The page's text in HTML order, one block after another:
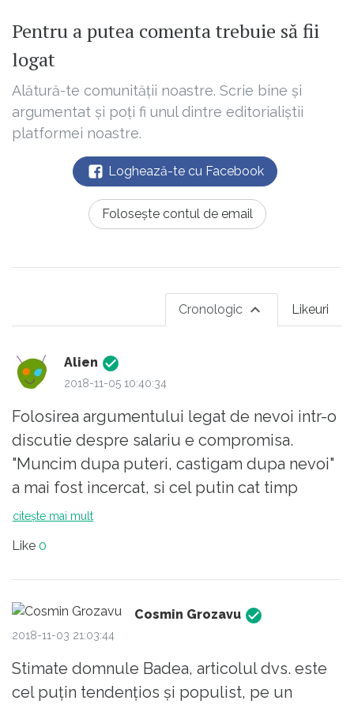
Pentru a putea comenta trebuie să fii
logat
Alătură-te comunității noastre. Scrie bine și
argumentat și poți fi unul dintre editorialiștii
platformei noastre.
Loghează-te cu Facebook
Folosește contul de email
Likeuri
Cronologic
Alien
2018-11-05 10:40:34
Folosirea argumentului legat de nevoi intr-o
discutie despre salariu e compromisa.
"Muncim dupa puteri, castigam dupa nevoi"
a mai fost incercat, si cel putin cat timp
munca e necesara n-o sa functioneze. Poate
munci doar din plictiseala.
Pe de alta parte, si fara vreo legatura, si
discursurile "de dreapta" sunt putin naive
Romania e o adunatura la fel de pestrita ca si
restul populatiei. Exista antreprenori
citește mai mult
Like 0
Cosmin Grozavu
2018-11-03 21:03:44
Stimate domnule Badea, articolul dvs. este
cel puțin tendențios și populist, pe un